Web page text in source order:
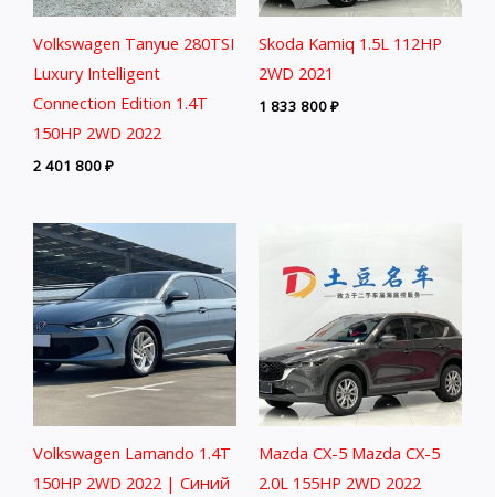
Volkswagen Tanyue 280TSI
Luxury Intelligent
Connection Edition 1.4T
150HP 2WD 2022
2 401 800₽
Skoda Kamiq 1.5L 112HP
2WD 2021
1 833 800₽
Volkswagen Lamando 1.4T
150HP 2WD 2022 | Синий
Mazda CX-5 Mazda CX-5
2.0L 155HP 2WD 2022